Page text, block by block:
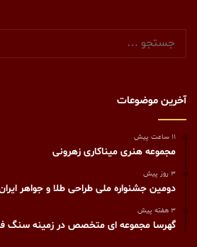
آخرین موضوعات
11 ساعت پیش
مجموعه هنری میناکاری زهرونی
3 روز پیش
دومین جشنواره ملی طراحی طلا و جواهر
3 هفته پیش
گهرسا مجموعه ای متخصص در زمینه سنگ